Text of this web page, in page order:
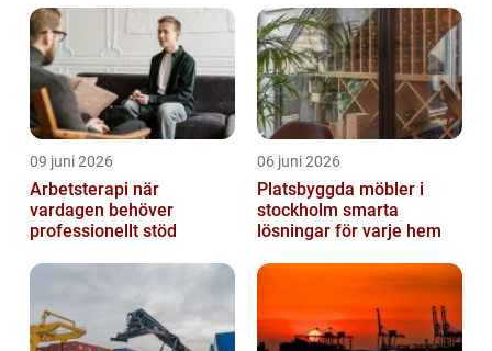
09 juni 2026
Arbetsterapi när
vardagen behöver
professionellt stöd
06 juni 2026
Platsbyggda möbler i
stockholm smarta
lösningar för varje hem